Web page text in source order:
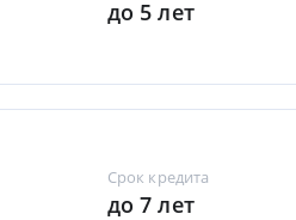
до 5 лет
Срок кредита
до 7 лет